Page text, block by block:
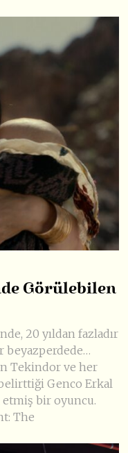
Görülebilen
20 yıldan fazladır
beyazperdede…
Tekindor ve her
Genco Erkal
bir oyuncu.
The